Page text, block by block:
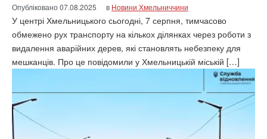
Опубліковано07.08.2025 в Новини Хмельниччини
У центрі Хмельницького сьогодні, 7 серпня, тимчасово
обмежено рух транспорту на кількох ділянках через роботи з
видалення аварійних дерев, які становлять небезпеку для
мешканців. Про це повідомили у Хмельницькій міській […]